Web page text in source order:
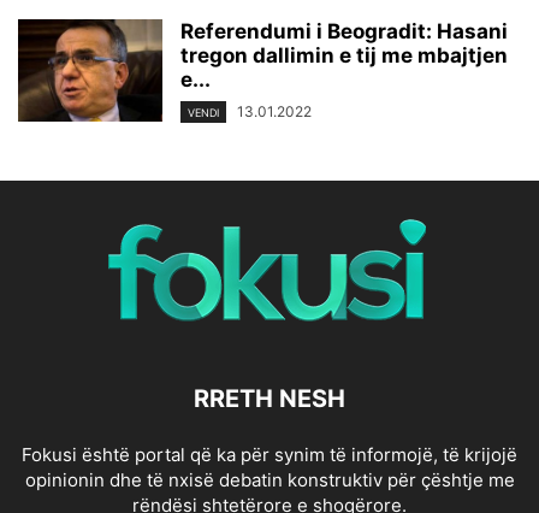
Referendumi i Beogradit: Hasani
tregon dallimin e tij me mbajtjen
e...
VENDI 13.01.2022
RRETH NESH
Fokusi është portal që ka për synim të informojë, të krijojë
opinionin dhe të nxisë debatin konstruktiv për çështje me
rëndësi shtetërore e shoqërore.